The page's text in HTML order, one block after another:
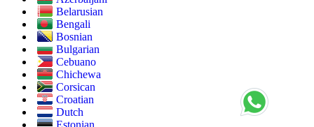
Belarusian
Bengali
Bosnian
Bulgarian
Cebuano
Chichewa
Corsican
Croatian
Dutch
Estonian